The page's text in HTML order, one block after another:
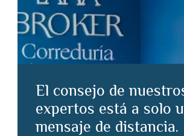
El consejo de
expertos está a solo
mensaje de distancia.